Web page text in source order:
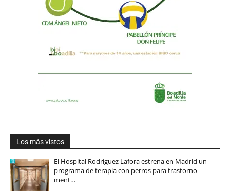
Los más vistos
El Hospital Rodríguez Lafora estrena en Madrid un
programa de terapia con perros para trastorno
ment…